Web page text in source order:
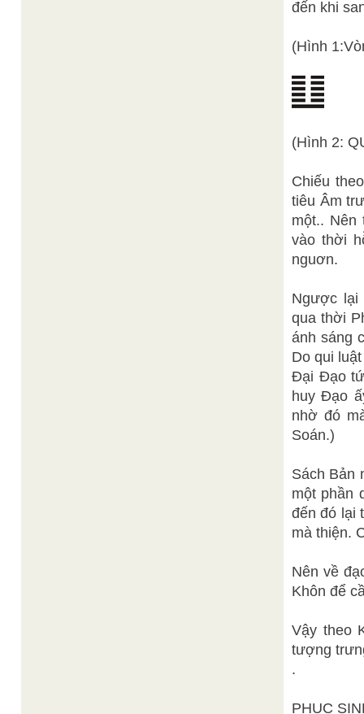
đến khi
(Hình
(Hình 2:
Chiếu
tiêu Âm
một..
vào thời
nguơn.
Ngược lại
qua thời
ánh sáng
Do qui
Đại Đạo
huy Đạo
nhờ đó
Soán.)
Sách Bản
một phần
đến đó lại
mà thiện.
Nên về
Khôn để
Vậy theo
tượng
.
PHỤC